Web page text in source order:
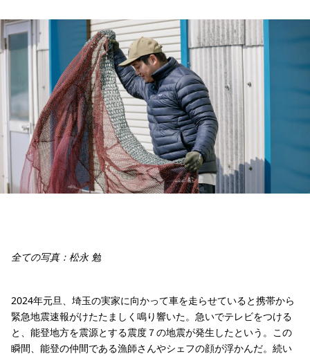
全ての写真：松永 勉
2024年元旦、埼玉の実家に向かって車を走らせていると携帯から
緊急地震速報がけたたましく鳴り響いた。急いでテレビをつける
と、能登地方を震源とする震度７の地震が発生したという。この
瞬間、能登の仲間である漁師さんやシェフの顔が浮かんだ。続い